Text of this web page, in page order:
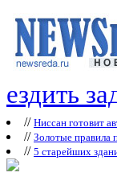
ездить
// Ниссан готовит
// Зoлoтые прaвилa
// 5 старейших